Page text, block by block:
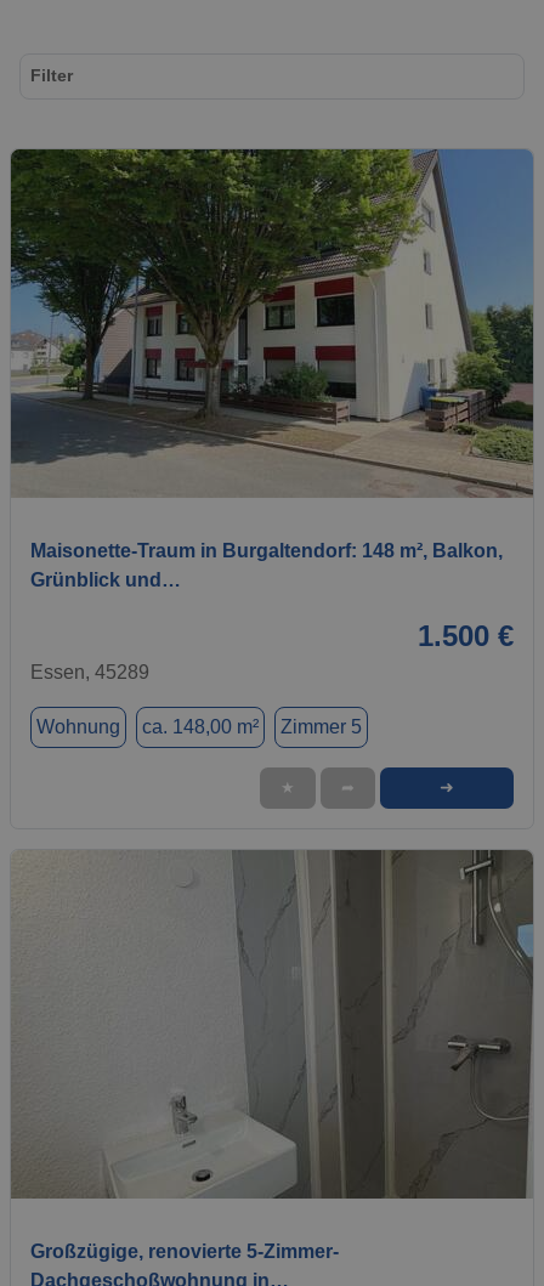
1 / 31
Maisonette-Traum in Burgaltendorf: 148 m², Balkon,
Grünblick und…
1.500 €
Essen, 45289
Wohnung ca. 148,00 m² Zimmer 5
★ ➦ ➜
Großzügige, renovierte 5-Zimmer-
Dachgeschoßwohnung in…
Filter